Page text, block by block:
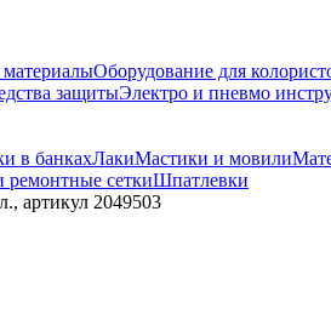
Оборудование для
защитыЭлектро и пневмо
в банкахЛакиМастики и мовили
ремонтные сеткиШпатлевки
артикул 2049503